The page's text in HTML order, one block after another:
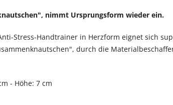
nimmt Ursprungsform wieder ein.
Stress-Handtrainer in Herzform eignet sich
durch die
- Höhe: 7 cm